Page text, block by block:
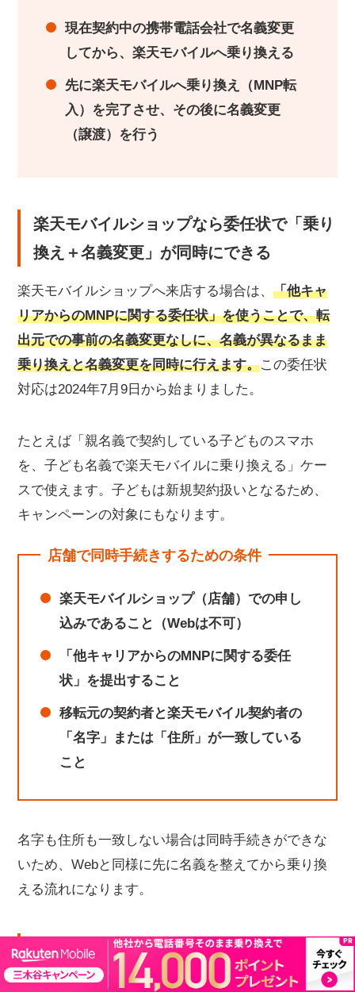
現在契約中の携帯電話会社で名義変更
してから、楽天モバイルへ乗り換える
先に楽天モバイルへ乗り換え（MNP転
入）を完了させ、その後に名義変更
（譲渡）を行う
楽天モバイルショップなら委任状で「乗り
換え＋名義変更」が同時にできる
楽天モバイルショップへ来店する場合は、 「他キャ
リアからのMNPに関する委任状」を使うことで、転
出元での事前の名義変更なしに、名義が異なるまま
乗り換えと名義変更を同時に行えます。この委任状
対応は2024年7月9日から始まりました。
たとえば「親名義で契約している子どものスマホ
を、子ども名義で楽天モバイルに乗り換える」ケー
スで使えます。子どもは新規契約扱いとなるため、
キャンペーンの対象にもなります。
店舗で同時手続きするための条件
楽天モバイルショップ（店舗）での申し
込みであること（Webは不可）
「他キャリアからのMNPに関する委任
状」を提出すること
移転元の契約者と楽天モバイル契約者の
「名字」または「住所」が一致している
こと
名字も住所も一致しない場合は同時手続きができな
いため、Webと同様に先に名義を整えてから乗り換
える流れになります。
「名義人相違による開通手続き中断のお知
らせ」が届いたときは